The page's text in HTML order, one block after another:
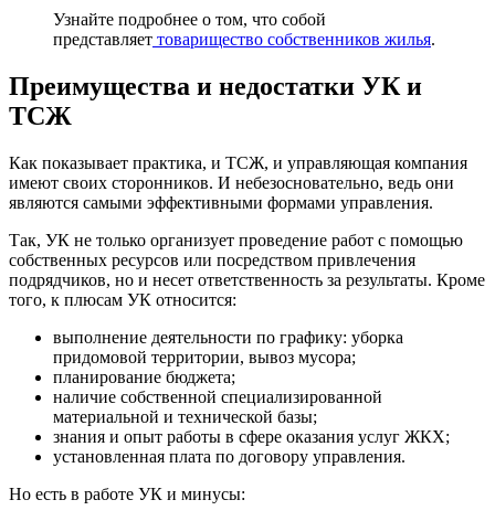
Узнайте подробнее о том, что собой
представляет товарищество собственников жилья.
Преимущества и недостатки УК и
ТСЖ
Как показывает практика, и ТСЖ, и управляющая компания
имеют своих сторонников. И небезосновательно, ведь они
являются самыми эффективными формами управления.
Так, УК не только организует проведение работ с помощью
собственных ресурсов или посредством привлечения
подрядчиков, но и несет ответственность за результаты. Кроме
того, к плюсам УК относится:
выполнение деятельности по графику: уборка
придомовой территории, вывоз мусора;
планирование бюджета;
наличие собственной специализированной
материальной и технической базы;
знания и опыт работы в сфере оказания услуг ЖКХ;
установленная плата по договору управления.
Но есть в работе УК и минусы: